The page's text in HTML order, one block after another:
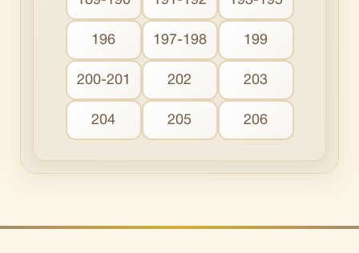
196 197-198 199
200-201 202 203
204 205 206